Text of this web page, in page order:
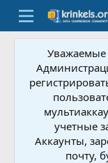
Уважаемые
учетные
Аккаунты,
почту,